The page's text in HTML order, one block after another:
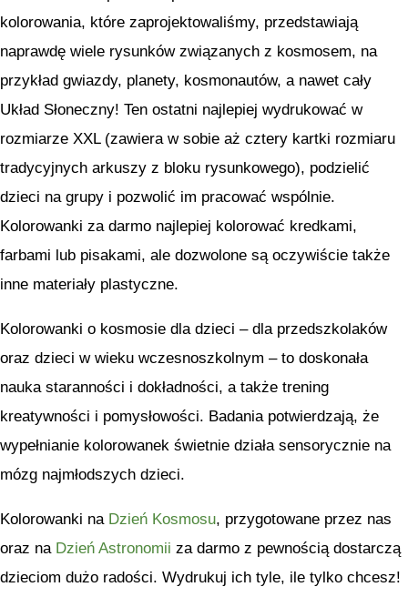
kolorowania, które zaprojektowaliśmy, przedstawiają
naprawdę wiele rysunków związanych z kosmosem, na
przykład gwiazdy, planety, kosmonautów, a nawet cały
Układ Słoneczny! Ten ostatni najlepiej wydrukować w
rozmiarze XXL (zawiera w sobie aż cztery kartki rozmiaru
tradycyjnych arkuszy z bloku rysunkowego), podzielić
dzieci na grupy i pozwolić im pracować wspólnie.
Kolorowanki za darmo najlepiej kolorować kredkami,
farbami lub pisakami, ale dozwolone są oczywiście także
inne materiały plastyczne.
Kolorowanki o kosmosie dla dzieci – dla przedszkolaków
oraz dzieci w wieku wczesnoszkolnym – to doskonała
nauka staranności i dokładności, a także trening
kreatywności i pomysłowości. Badania potwierdzają, że
wypełnianie kolorowanek świetnie działa sensorycznie na
mózg najmłodszych dzieci.
Kolorowanki na Dzień Kosmosu, przygotowane przez nas
oraz na Dzień Astronomii za darmo z pewnością dostarczą
dzieciom dużo radości. Wydrukuj ich tyle, ile tylko chcesz!